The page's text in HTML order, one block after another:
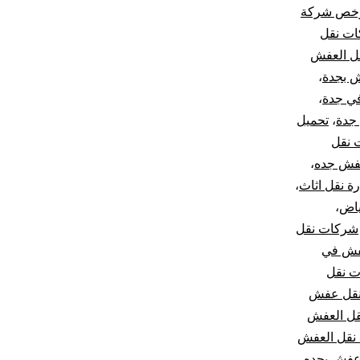
شركة
نقل
العفش
بجدة،
جدة،
، تحميل
نقل
جده،
نقل اثاث،
،
شركات نقل
في
نقل
عفش
العفش
العفش